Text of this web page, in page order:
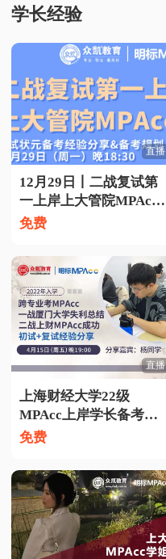
学长经验
直播
12月29日丨二战复试第
一上岸上大管院MPAcc
学长复试备考经验分享
免费
直播
上海财经大学22级
MPAcc上岸学长备考经
验分享
免费